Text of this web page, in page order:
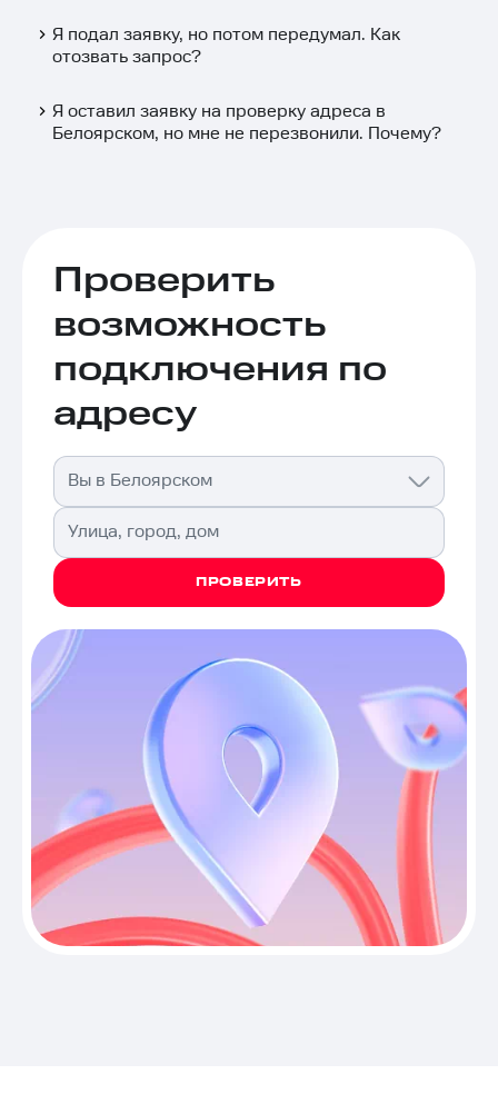
Я подал заявку, но потом передумал. Как
отозвать запрос?
Я оставил заявку на проверку адреса в
Белоярском, но мне не перезвонили. Почему?
Проверить
возможность
подключения по
адресу
Вы в Белоярском
Улица, город, дом
ПРОВЕРИТЬ